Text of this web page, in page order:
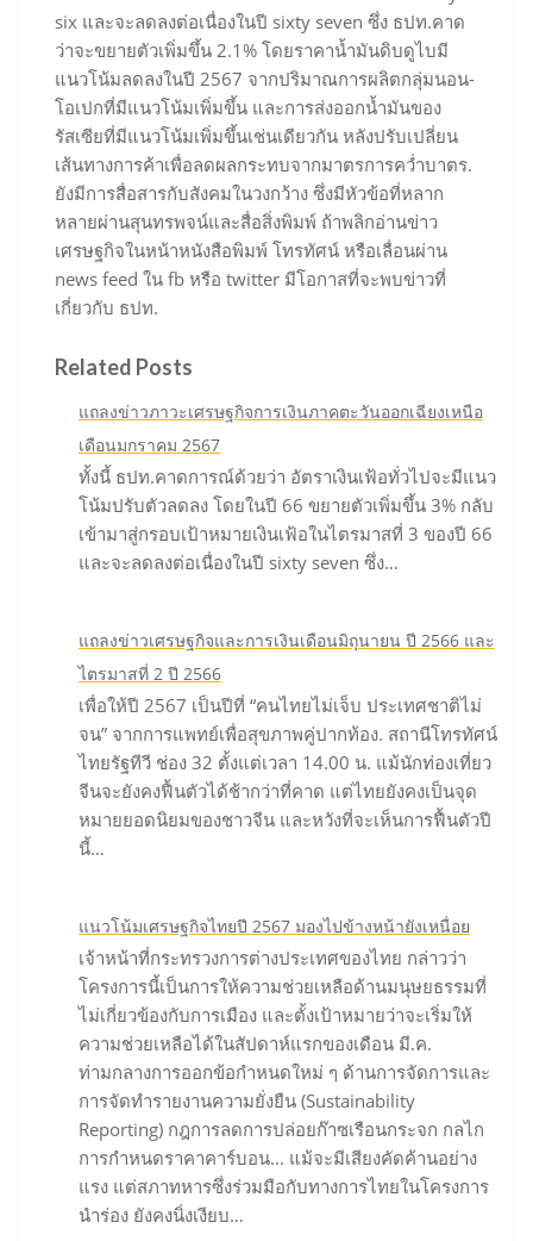
six และจะลดลงต่อเนื่องในปี sixty seven ซึ่ง ธปท.คาด
ว่าจะขยายตัวเพิ่มขึ้น 2.1% โดยราคาน้ำมันดิบดูไบมี
แนวโน้มลดลงในปี 2567 จากปริมาณการผลิตกลุ่มนอน-
โอเปกที่มีแนวโน้มเพิ่มขึ้น และการส่งออกน้ำมันของ
รัสเซียที่มีแนวโน้มเพิ่มขึ้นเช่นเดียวกัน หลังปรับเปลี่ยน
เส้นทางการค้าเพื่อลดผลกระทบจากมาตรการคว่ำบาตร.
ยังมีการสื่อสารกับสังคมในวงกว้าง ซึ่งมีหัวข้อที่หลาก
หลายผ่านสุนทรพจน์และสื่อสิ่งพิมพ์ ถ้าพลิกอ่านข่าว
เศรษฐกิจในหน้าหนังสือพิมพ์ โทรทัศน์ หรือเลื่อนผ่าน
news feed ใน fb หรือ twitter มีโอกาสที่จะพบข่าวที่
เกี่ยวกับ ธปท.
Related Posts
แถลงข่าวภาวะเศรษฐกิจการเงินภาคตะวันออกเฉียงเหนือ
เดือนมกราคม 2567
ทั้งนี้ ธปท.คาดการณ์ด้วยว่า อัตราเงินเฟ้อทั่วไปจะมีแนว
โน้มปรับตัวลดลง โดยในปี 66 ขยายตัวเพิ่มขึ้น 3% กลับ
เข้ามาสู่กรอบเป้าหมายเงินเฟ้อในไตรมาสที่ 3 ของปี 66
และจะลดลงต่อเนื่องในปี sixty seven ซึ่ง…
แถลงข่าวเศรษฐกิจและการเงินเดือนมิถุนายน ปี 2566 และ
ไตรมาสที่ 2 ปี 2566
เพื่อให้ปี 2567 เป็นปีที่ “คนไทยไม่เจ็บ ประเทศชาติไม่
จน” จากการแพทย์เพื่อสุขภาพคู่ปากท้อง. สถานีโทรทัศน์
ไทยรัฐทีวี ช่อง 32 ตั้งแต่เวลา 14.00 น. แม้นักท่องเที่ยว
จีนจะยังคงฟื้นตัวได้ช้ากว่าที่คาด แต่ไทยยังคงเป็นจุด
หมายยอดนิยมของชาวจีน และหวังที่จะเห็นการฟื้นตัวปี
นี้…
แนวโน้มเศรษฐกิจไทยปี 2567 มองไปข้างหน้ายังเหนื่อย
เจ้าหน้าที่กระทรวงการต่างประเทศของไทย กล่าวว่า
โครงการนี้เป็นการให้ความช่วยเหลือด้านมนุษยธรรมที่
ไม่เกี่ยวข้องกับการเมือง และตั้งเป้าหมายว่าจะเริ่มให้
ความช่วยเหลือได้ในสัปดาห์แรกของเดือน มี.ค.
ท่ามกลางการออกข้อกำหนดใหม่ ๆ ด้านการจัดการและ
การจัดทำรายงานความยั่งยืน (Sustainability
Reporting) กฎการลดการปล่อยก๊าซเรือนกระจก กลไก
การกำหนดราคาคาร์บอน... แม้จะมีเสียงคัดค้านอย่าง
แรง แต่สภาทหารซึ่งร่วมมือกับทางการไทยในโครงการ
นำร่อง ยังคงนิ่งเงียบ…